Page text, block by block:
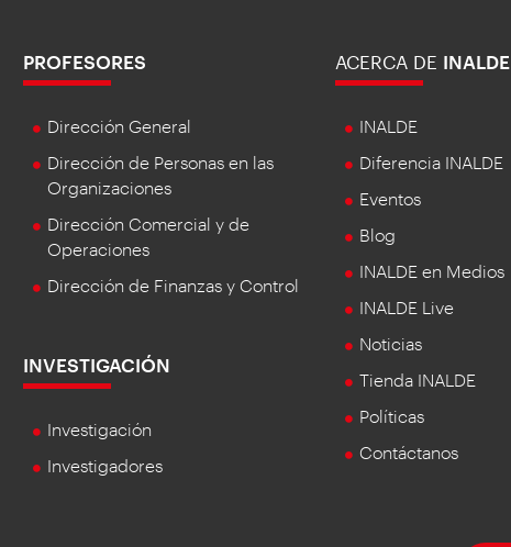
PROFESORES
Dirección General
Dirección de Personas en las
Organizaciones
Dirección Comercial y de
Operaciones
Dirección de Finanzas y Control
INVESTIGACIÓN
Investigación
Investigadores
ACERCA DE INALDE
INALDE
Diferencia INALDE
Eventos
Blog
INALDE en Medios
INALDE Live
Noticias
Tienda INALDE
Políticas
Contáctanos